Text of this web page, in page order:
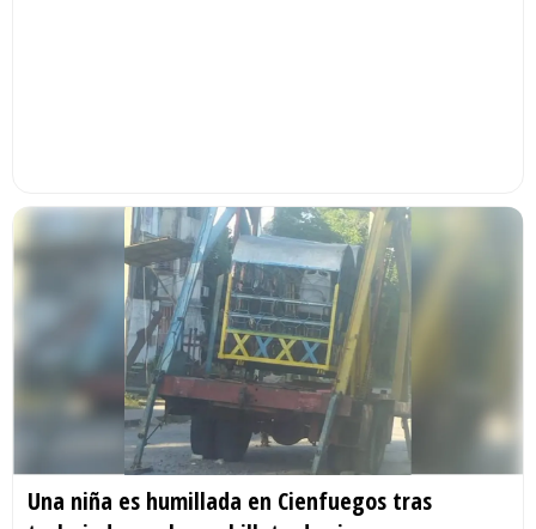
Una niña es humillada en Cienfuegos tras